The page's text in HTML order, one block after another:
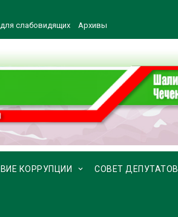
слабовидящих Архивы
КОРРУПЦИИ СОВЕТ ДЕПУТАТОВ